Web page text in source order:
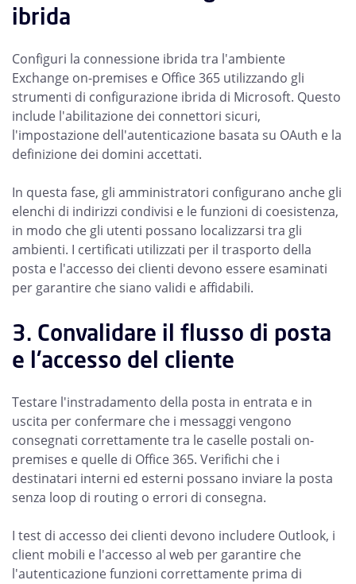
ibrida
Configuri la connessione ibrida tra l'ambiente
Exchange on-premises e Office 365 utilizzando gli
strumenti di configurazione ibrida di Microsoft. Questo
include l'abilitazione dei connettori sicuri,
l'impostazione dell'autenticazione basata su OAuth e la
definizione dei domini accettati.
In questa fase, gli amministratori configurano anche gli
elenchi di indirizzi condivisi e le funzioni di coesistenza,
in modo che gli utenti possano localizzarsi tra gli
ambienti. I certificati utilizzati per il trasporto della
posta e l'accesso dei clienti devono essere esaminati
per garantire che siano validi e affidabili.
3. Convalidare il flusso di posta
e l'accesso del cliente
Testare l'instradamento della posta in entrata e in
uscita per confermare che i messaggi vengono
consegnati correttamente tra le caselle postali on-
premises e quelle di Office 365. Verifichi che i
destinatari interni ed esterni possano inviare la posta
senza loop di routing o errori di consegna.
I test di accesso dei clienti devono includere Outlook, i
client mobili e l'accesso al web per garantire che
l'autenticazione funzioni correttamente prima di